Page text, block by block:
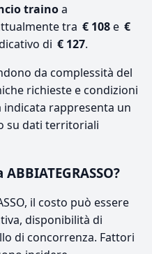
trainoa
tra € 108e €
di € 127.
da complessità del
richieste e condizioni
indicata rappresenta un
su dati territoriali
il costo può essere
disponibilità di
di concorrenza. Fattori